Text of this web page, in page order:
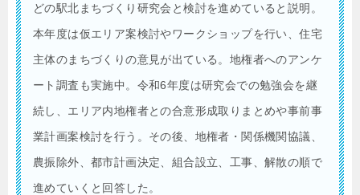
どの駅北まちづくり研究会と検討を進めていると説明。
本年度は仮エリア案検討やワークショップを行い、住宅
主体のまちづくりの意見が出ている。地権者へのアンケ
ート調査も実施中。令和6年度は研究会での勉強会を継
続し、エリア内地権者との合意形成取りまとめや事前事
業計画案検討を行う。その後、地権者・関係機関協議、
農振除外、都市計画決定、組合設立、工事、解散の順で
進めていくと回答した。